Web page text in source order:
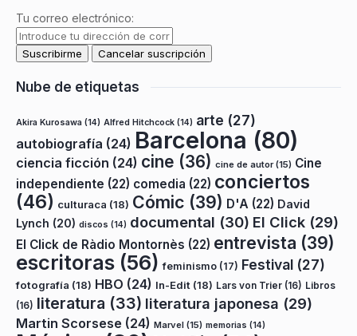
Tu correo electrónico:
Nube de etiquetas
Akira Kurosawa (14) Alfred Hitchcock (14) arte (27)
autobiografía (24) Barcelona (80)
ciencia ficción (24) cine (36) cine de autor(15) Cine
independiente (22) comedia (22) conciertos
(46) culturaca (18) Cómic (39) D'A (22) David
Lynch (20) discos (14) documental (30) El Click (29)
El Click de Ràdio Montornès (22) entrevista (39)
escritoras (56) feminismo (17) Festival (27)
fotografía (18) HBO (24) In-Edit (18) Lars von Trier (16) Libros
(16) literatura (33) literatura japonesa (29)
Martin Scorsese (24) Marvel (15) memorias (14)